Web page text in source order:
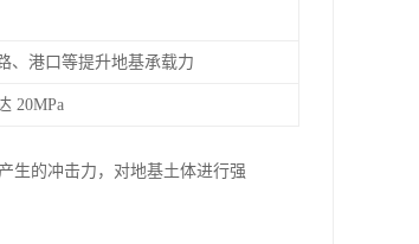
、港口等提升地基承载力
20MPa
生的冲击力，对地基土体进行强